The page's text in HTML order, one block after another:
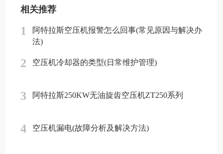
相关推荐
1
阿特拉斯空压机报警怎么回事(常见原因与解决办
法)
2 空压机冷却器的类型(日常维护管理)
3 阿特拉斯250KW无油旋齿空压机ZT250系列
4 空压机漏电(故障分析及解决方法)